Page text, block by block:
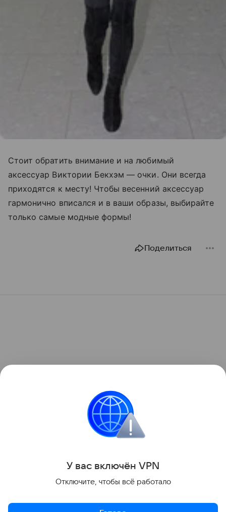
Стоит обратить внимание и на любимый
аксессуар Виктории Бекхэм — очки. Они всегда
приходятся к месту! Чтобы весенний аксессуар
гармонично вписался и в ваши образы, выбирайте
только самые модные формы!
Поделиться
У вас включён VPN
Отключите, чтобы всё работало